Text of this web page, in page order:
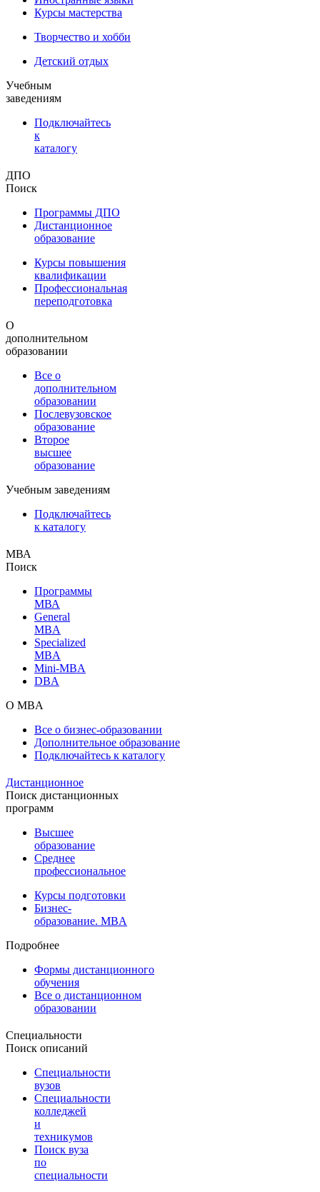
Курсы мастерства
Творчество и хобби
Детский отдых
Учебным
заведениям
Подключайтесь
к
каталогу
ДПО
Поиск
Программы ДПО
Дистанционное
образование
Курсы повышения
квалификации
Профессиональная
переподготовка
О
дополнительном
образовании
Все о
дополнительном
образовании
Послевузовское
образование
Второе
высшее
образование
Учебным заведениям
Подключайтесь
к каталогу
МВА
Поиск
Программы
МВА
General
MBA
Specialized
MBA
Mini-MBA
DBA
О MBA
Все о бизнес-образовании
Дополнительное образование
Подключайтесь к каталогу
Дистанционное
Поиск дистанционных
программ
Высшее
образование
Среднее
профессиональное
Курсы подготовки
Бизнес-
образование. MBA
Подробнее
Формы дистанционного
обучения
Все о дистанционном
образовании
Специальности
Поиск описаний
Специальности
вузов
Специальности
колледжей
и
техникумов
Поиск вуза
по
специальности